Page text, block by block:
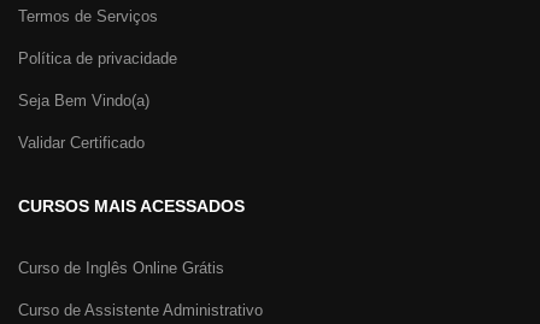
Termos de Serviços
Política de privacidade
Seja Bem Vindo(a)
Validar Certificado
CURSOS MAIS ACESSADOS
Curso de Inglês Online Grátis
Curso de Assistente Administrativo